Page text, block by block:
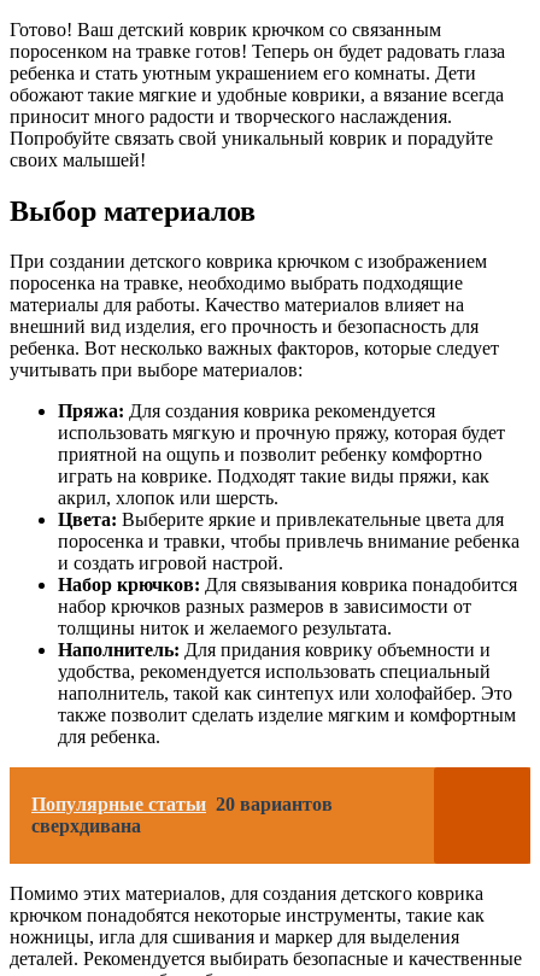
Готово! Ваш детский коврик крючком со связанным
поросенком на травке готов! Теперь он будет радовать глаза
ребенка и стать уютным украшением его комнаты. Дети
обожают такие мягкие и удобные коврики, а вязание всегда
приносит много радости и творческого наслаждения.
Попробуйте связать свой уникальный коврик и порадуйте
своих малышей!
Выбор материалов
При создании детского коврика крючком с изображением
поросенка на травке, необходимо выбрать подходящие
материалы для работы. Качество материалов влияет на
внешний вид изделия, его прочность и безопасность для
ребенка. Вот несколько важных факторов, которые следует
учитывать при выборе материалов:
Пряжа: Для создания коврика рекомендуется
использовать мягкую и прочную пряжу, которая будет
приятной на ощупь и позволит ребенку комфортно
играть на коврике. Подходят такие виды пряжи, как
акрил, хлопок или шерсть.
Цвета: Выберите яркие и привлекательные цвета для
поросенка и травки, чтобы привлечь внимание ребенка
и создать игровой настрой.
Набор крючков: Для связывания коврика понадобится
набор крючков разных размеров в зависимости от
толщины ниток и желаемого результата.
Наполнитель: Для придания коврику объемности и
удобства, рекомендуется использовать специальный
наполнитель, такой как синтепух или холофайбер. Это
также позволит сделать изделие мягким и комфортным
для ребенка.
Популярные статьи 20 вариантов
сверхдивана
Помимо этих материалов, для создания детского коврика
крючком понадобятся некоторые инструменты, такие как
ножницы, игла для сшивания и маркер для выделения
деталей. Рекомендуется выбирать безопасные и качественные